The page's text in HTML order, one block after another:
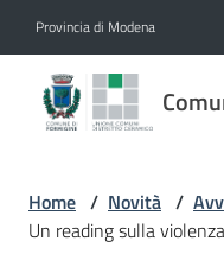
Provincia di Modena
Comune
di
Home / Novità /
Un reading sulla